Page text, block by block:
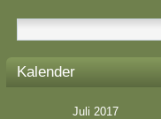
Kalender
Juli 2017